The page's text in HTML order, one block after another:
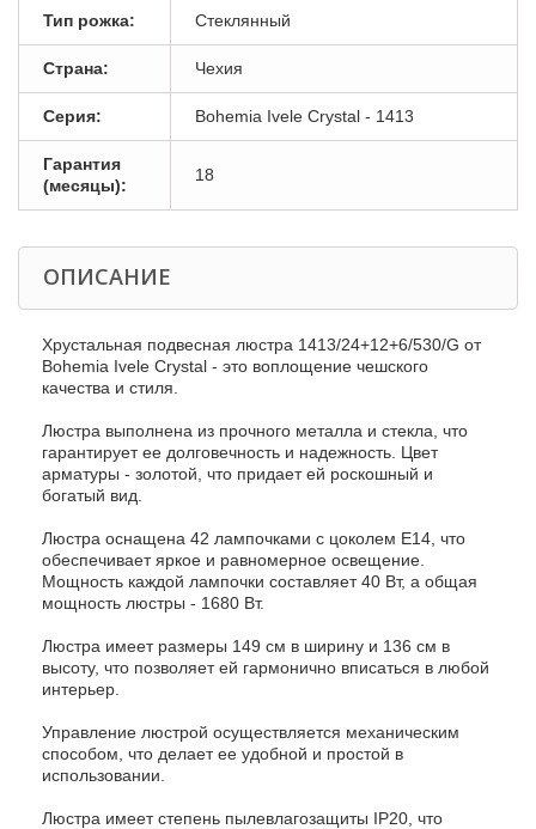
Тип рожка: Стеклянный
Страна: Чехия
Серия: Bohemia Ivele Crystal - 1413
Гарантия
(месяцы):
18
ОПИСАНИЕ
Хрустальная подвесная люстра 1413/24+12+6/530/G от
Bohemia Ivele Crystal - это воплощение чешского
качества и стиля.
Люстра выполнена из прочного металла и стекла, что
гарантирует ее долговечность и надежность. Цвет
арматуры - золотой, что придает ей роскошный и
богатый вид.
Люстра оснащена 42 лампочками с цоколем E14, что
обеспечивает яркое и равномерное освещение.
Мощность каждой лампочки составляет 40 Вт, а общая
мощность люстры - 1680 Вт.
Люстра имеет размеры 149 см в ширину и 136 см в
высоту, что позволяет ей гармонично вписаться в любой
интерьер.
Управление люстрой осуществляется механическим
способом, что делает ее удобной и простой в
использовании.
Люстра имеет степень пылевлагозащиты IP20, что